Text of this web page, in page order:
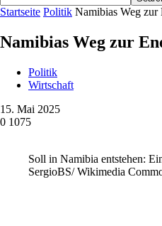
Startseite Politik Namibias Weg zur
Namibias Weg zur
Politik
Wirtschaft
15. Mai 2025
0 1075
Soll in Namibia entstehen:
SergioBS/ Wikimedia